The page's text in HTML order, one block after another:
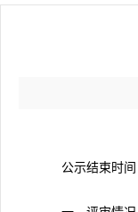
公示结束时